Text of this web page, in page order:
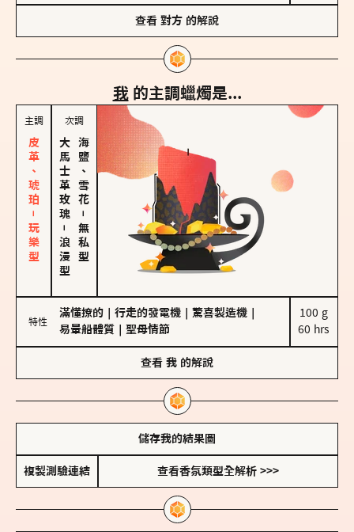
查看 對方 的解說
我 的主調蠟燭是...
主調
皮革、琥珀－玩樂型
次調
大馬士革玫瑰
－
浪漫型
海鹽、雪花
－
無私型
特性
滿懂撩的 行走的發電機 驚喜製造機
易暈船體質
聖母情節
100 g
60 hrs
查看 我 的解說
儲存我的結果圖
複製測驗連結 查看香氛類型全解析 >>>